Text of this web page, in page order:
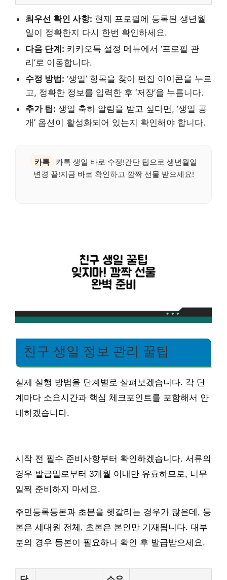
최우선 확인 사항: 현재 프로필에 등록된 생년월
일이 정확한지 다시 한번 확인하세요.
다음 단계: 카카오톡 설정 메뉴에서 ‘프로필 관
리’로 이동합니다.
수정 방법: ‘생일’ 항목을 찾아 편집 아이콘을 누르
고, 정확한 정보를 입력한 후 ‘저장’을 누릅니다.
추가 팁: 생일 축하 알림을 받고 싶다면, ‘생일 공
개’ 옵션이 활성화되어 있는지 확인해야 합니다.
카톡
카톡 생일 바로 수정!간단 팁으로 생년월일
변경 끝!지금 바로 확인하고 깜짝 선물 받으세요!
친구 생일 정보 관리 꿀팁
실제 실행 방법을 단계별로 살펴보겠습니다. 각 단
계마다 소요시간과 핵심 체크포인트를 포함해서 안
내하겠습니다.
시작 전 필수 준비사항부터 확인하겠습니다. 서류의
경우 발급일로부터 3개월 이내만 유효하므로, 너무
일찍 준비하지 마세요.
주민등록등본과 초본을 헷갈리는 경우가 많은데, 등
본은 세대원 전체, 초본은 본인만 기재됩니다. 대부
분의 경우 등본이 필요하니 확인 후 발급받으세요.